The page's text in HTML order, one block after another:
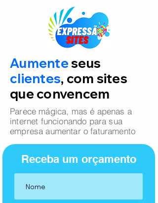
Aumenteseus
clientes, com sites
que convencem
Parece mágica, mas é apenas a
internet funcionando para sua
empresa aumentar o faturamento
Receba um orçamento